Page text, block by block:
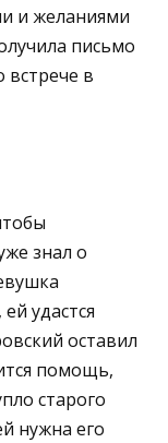
и желаниями
письмо
встрече в
знал о
удастся
оставил
помощь,
старого
нужна его